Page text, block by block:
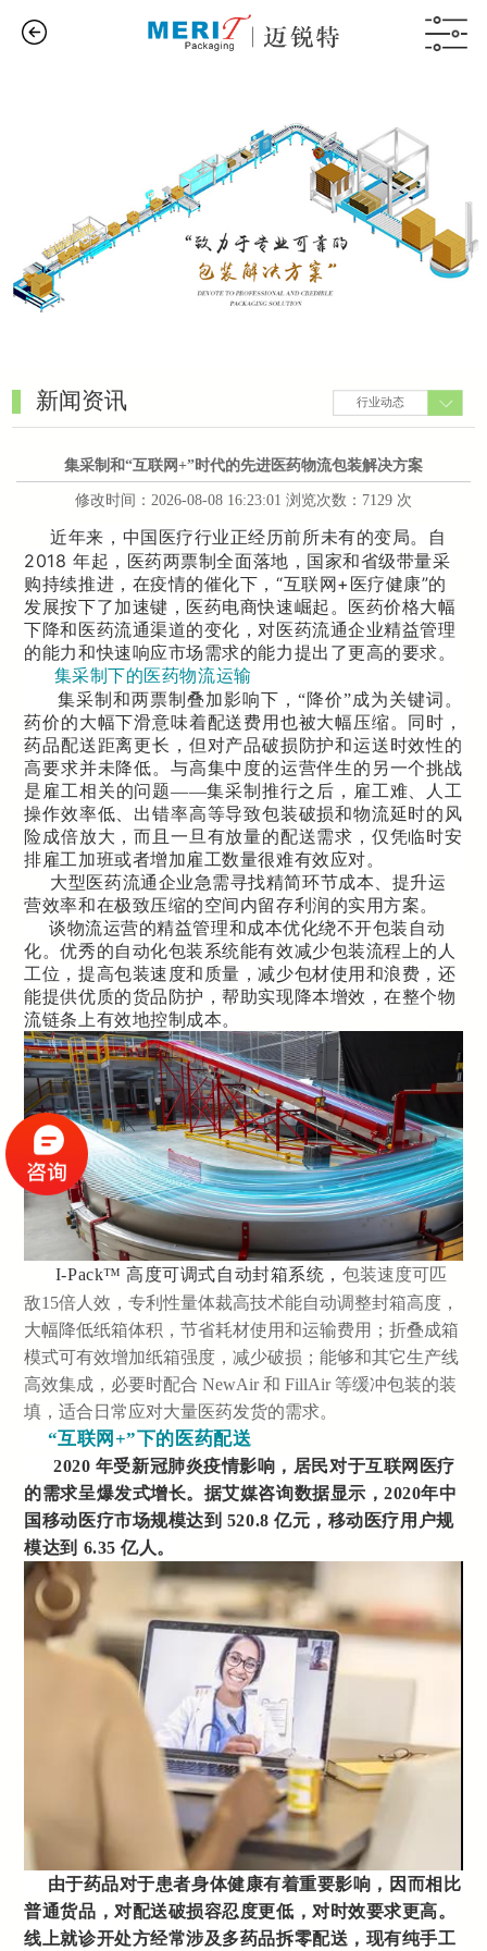
行业动态
新闻资讯
集采制和“互联网+”时代的先进医药物流包装解决方案
修改时间：2026-08-08 16:23:01 浏览次数：7129 次
近年来，中国医疗行业正经历前所未有的变局。自
2018 年起，医药两票制全面落地，国家和省级带量采
购持续推进，在疫情的催化下，“互联网+医疗健康”的
发展按下了加速键，医药电商快速崛起。医药价格大幅
下降和医药流通渠道的变化，对医药流通企业精益管理
的能力和快速响应市场需求的能力提出了更高的要求。
集采制下的医药物流运输
集采制和两票制叠加影响下，“降价”成为关键词。
药价的大幅下滑意味着配送费用也被大幅压缩。同时，
药品配送距离更长，但对产品破损防护和运送时效性的
高要求并未降低。与高集中度的运营伴生的另一个挑战
是雇工相关的问题——集采制推行之后，雇工难、人工
操作效率低、出错率高等导致包装破损和物流延时的风
险成倍放大，而且一旦有放量的配送需求，仅凭临时安
排雇工加班或者增加雇工数量很难有效应对。
大型医药流通企业急需寻找精简环节成本、提升运
营效率和在极致压缩的空间内留存利润的实用方案。
谈物流运营的精益管理和成本优化绕不开包装自动
化。优秀的自动化包装系统能有效减少包装流程上的人
工位，提高包装速度和质量，减少包材使用和浪费，还
能提供优质的货品防护，帮助实现降本增效，在整个物
流链条上有效地控制成本。
I-Pack™ 高度可调式自动封箱系统， 包装速度可匹
敌15倍人效，专利性量体裁高技术能自动调整封箱高度，
大幅降低纸箱体积，节省耗材使用和运输费用；折叠成箱
模式可有效增加纸箱强度，减少破损；能够和其它生产线
高效集成，必要时配合 NewAir 和 FillAir 等缓冲包装的装
填，适合日常应对大量医药发货的需求。
“互联网+”下的医药配送
2020 年受新冠肺炎疫情影响，居民对于互联网医疗
的需求呈爆发式增长。据艾媒咨询数据显示，2020年中
国移动医疗市场规模达到 520.8 亿元，移动医疗用户规
模达到 6.35 亿人。
由于药品对于患者身体健康有着重要影响，因而相比
普通货品，对配送破损容忍度更低，对时效要求更高。
线上就诊开处方经常涉及多药品拆零配送，现有纯手工